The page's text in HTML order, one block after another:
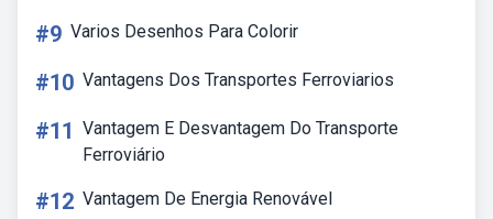
#9 Varios Desenhos Para Colorir
#10 Vantagens Dos Transportes Ferroviarios
#11 Vantagem E Desvantagem Do Transporte
Ferroviário
#12 Vantagem De Energia Renovável